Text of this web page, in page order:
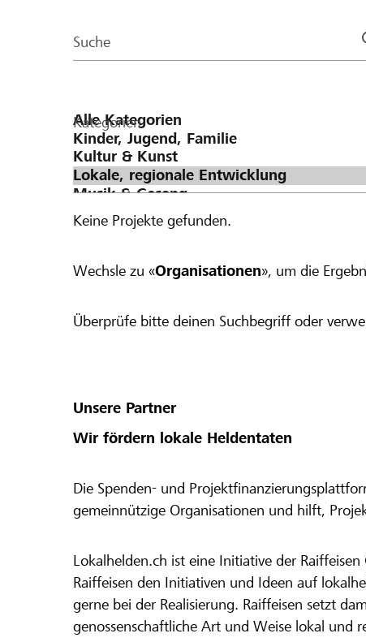
Suche
Kategorien
Keine Projekte gefunden.
Wechsle zu «Organisationen», um die
Überprüfe bitte deinen Suchbegriff oder
Unsere Partner
Wir fördern lokale Heldentaten
Die Spenden- und
gemeinnützige Organisationen und hilft,
Lokalhelden.ch ist eine Initiative der
Raiffeisen den Initiativen und Ideen auf
gerne bei der Realisierung. Raiffeisen setzt
genossenschaftliche Art und Weise lokal und